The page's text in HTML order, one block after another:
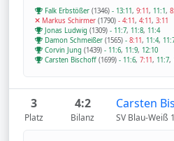
Falk Erbstößer (1346) - 13:11, 9:11, 11:1,
Markus Schirmer (1790) - 4:11, 4:11, 3:11
Jonas Ludwig (1309) - 11:7, 11:8, 11:4
Damon Schmeißer (1565) - 8:11, 11:4,
Corvin Jung (1439) - 11:6, 11:9, 12:10
Carsten Bischoff (1699) - 11:6, 7:11, 11:7,
3
Platz
4:2
Bilanz
Carsten
SV Blau-Weiß